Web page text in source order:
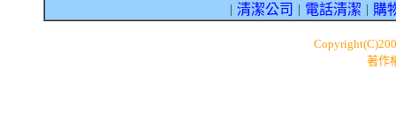
清潔公司 電話清潔 購
著作